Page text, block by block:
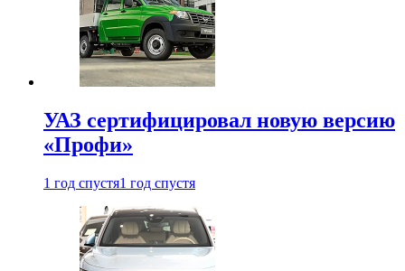
УАЗ сертифицировал новую версию
«Профи»
1 год спустя1 год спустя